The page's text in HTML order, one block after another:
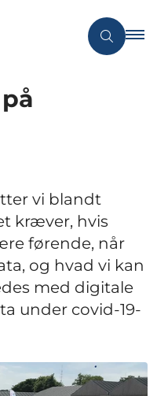
vi blandt
kræver, hvis
førende, når
og hvad vi kan
med digitale
under covid-19-